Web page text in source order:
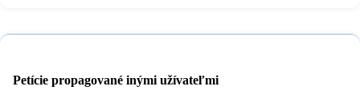
Petície propagované inými užívateľmi